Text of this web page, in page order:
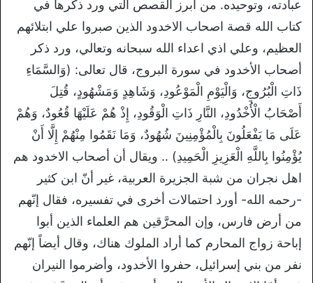
عبادته، وتوحيده. من أبرز القصص التي ورد ذكرها في
كتاب الله قصة اصحاب الاخدود الذين صبروا علي ابتلائهم
العظيم، وعلي اذي اعداء الله سبحانه وتعالي، ورد ذكر
أصحاب الأخدود في سورة البروج، قال تعالى: (وَالسَّمَاءِ
ذَاتِ الْبُرُوجِ، وَالْيَوْمِ الْمَوْعُودِ، وَشَاهِدٍ وَمَشْهُودٍ، قُتِلَ
أَصْحَابُ الْأُخْدُودِ، النَّارِ ذَاتِ الْوَقُودِ، إِذْ هُمْ عَلَيْهَا قُعُودٌ، وَهُمْ
عَلَى مَا يَفْعَلُونَ بِالْمُؤْمِنِينَ شُهُودٌ، وَمَا نَقَمُوا مِنْهُمْ إِلَّا أَنْ
يُؤْمِنُوا بِاللَّهِ الْعَزِيزِ الْحَمِيدِ) .. ويقال أن أصحاب الاخدود هم
اهل نجران من شبة الجزيرة العربية، غير أنّ ابن كثير
-رحمه الله- أورد احتمالات أخرى في تفسيره، فقال إنّهم
من أرض فارس، وإن المحرَّقين هم العلماء الذين أبوا
إباحة زواج المحارم كما أراد الملوك هناك، وقال أيضاً إنّهم
نفر من بني إسرائيل، حفروا الأخدود، وأضرموا النيران